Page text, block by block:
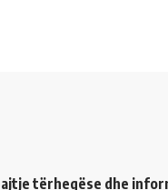
tërheqëse dhe